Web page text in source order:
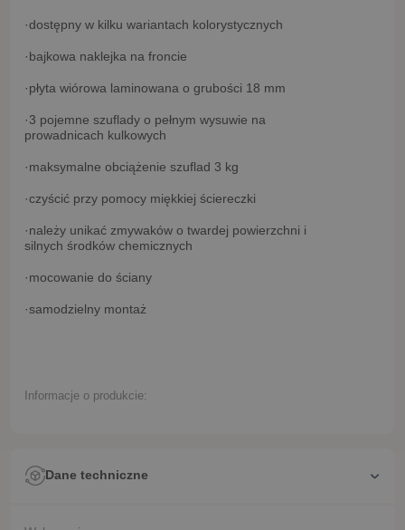
·dostępny w kilku wariantach kolorystycznych
·bajkowa naklejka na froncie
·płyta wiórowa laminowana o grubości 18 mm
·3 pojemne szuflady o pełnym wysuwie na
prowadnicach kulkowych
·maksymalne obciążenie szuflad 3 kg
·czyścić przy pomocy miękkiej ściereczki
·należy unikać zmywaków o twardej powierzchni i
silnych środków chemicznych
·mocowanie do ściany
·samodzielny montaż
Informacje o produkcie:
Dane techniczne